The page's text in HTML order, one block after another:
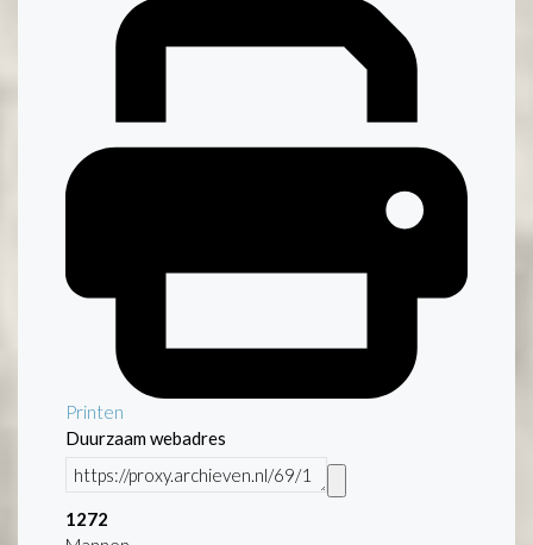
Printen
Duurzaam webadres
1272